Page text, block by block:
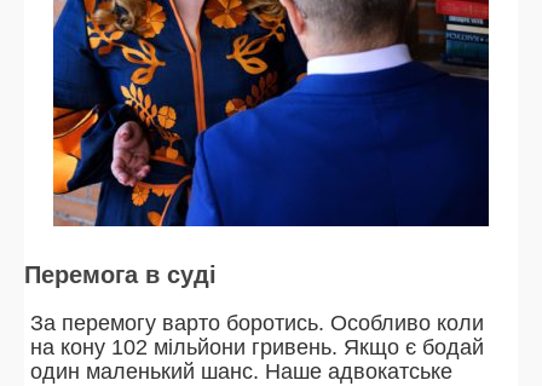
Перемога в суді
За перемогу варто боротись. Особливо коли
на кону 102 мільйони гривень. Якщо є бодай
один маленький шанс. Наше адвокатське